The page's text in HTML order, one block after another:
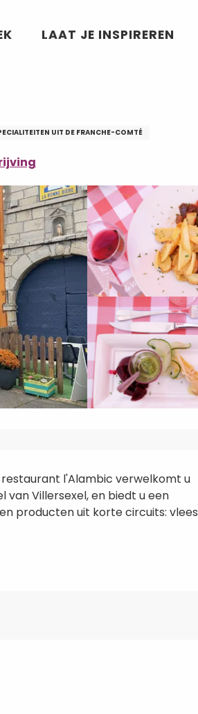
LAAT JE INSPIREREN
UIT DE FRANCHE-COMTÉ
restaurant l'Alambic verwelkomt u
Villersexel, en biedt u een
producten uit korte circuits: vlees